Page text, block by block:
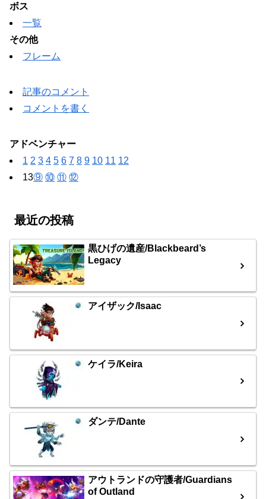
ボス
一覧
その他
フレーム
記事のコメント
コメントを書く
アドベンチャー
1 2 3 4 5 6 7 8 9 10 11 12
13⑨ ⑩ ⑪ ⑫
最近の投稿
黒ひげの遺産/Blackbeard’s
Legacy
アイザック/Isaac
ケイラ/Keira
ダンテ/Dante
アウトランドの守護者/Guardians
of Outland